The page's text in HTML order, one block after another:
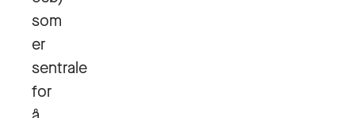
som
er
sentrale
for